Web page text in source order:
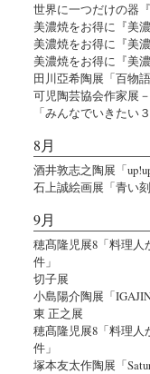
世界に一つだけの器『
美濃焼をお得に『美濃
美濃焼をお得に『美濃
美濃焼をお得に『美濃
田川亞希陶展「百物語
可児陶芸協会作家展
「みんなでいきたい３
8月
酒井敦志之陶展「
石上誠絵画展「青い
9月
穂髙隆児展8「料理
件」
切子展
小島陽介陶展「IGAJIN
東 正之展
穂髙隆児展8「料理
件」
塚本友太作陶展「